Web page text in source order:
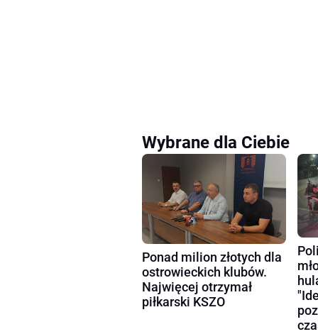
Wybrane dla Ciebie
Ponad milion złotych dla
ostrowieckich klubów.
Najwięcej otrzymał
piłkarski KSZO